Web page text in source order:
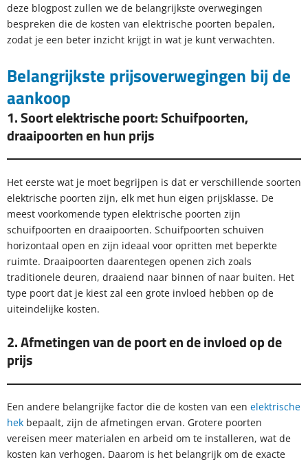
deze blogpost zullen we de belangrijkste overwegingen
bespreken die de kosten van elektrische poorten bepalen,
zodat je een beter inzicht krijgt in wat je kunt verwachten.
Belangrijkste prijsoverwegingen bij de
aankoop
1. Soort elektrische poort: Schuifpoorten,
draaipoorten en hun prijs
Het eerste wat je moet begrijpen is dat er verschillende soorten
elektrische poorten zijn, elk met hun eigen prijsklasse. De
meest voorkomende typen elektrische poorten zijn
schuifpoorten en draaipoorten. Schuifpoorten schuiven
horizontaal open en zijn ideaal voor opritten met beperkte
ruimte. Draaipoorten daarentegen openen zich zoals
traditionele deuren, draaiend naar binnen of naar buiten. Het
type poort dat je kiest zal een grote invloed hebben op de
uiteindelijke kosten.
2. Afmetingen van de poort en de invloed op de
prijs
Een andere belangrijke factor die de kosten van een elektrische
hek bepaalt, zijn de afmetingen ervan. Grotere poorten
vereisen meer materialen en arbeid om te installeren, wat de
kosten kan verhogen. Daarom is het belangrijk om de exacte